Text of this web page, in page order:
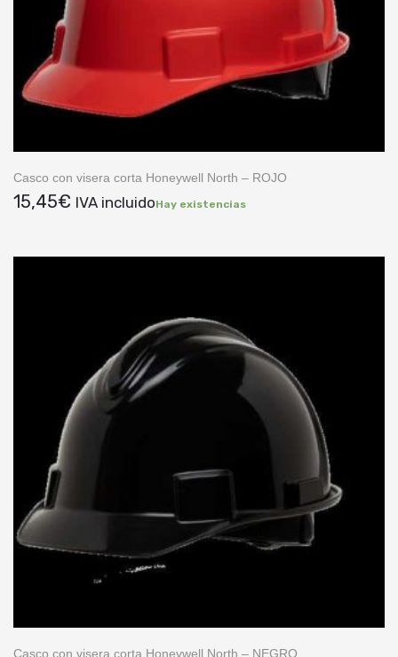
Casco con visera corta Honeywell North – ROJO
15,45€ IVA incluidoHay existencias
Casco con visera corta Honeywell North – NEGRO